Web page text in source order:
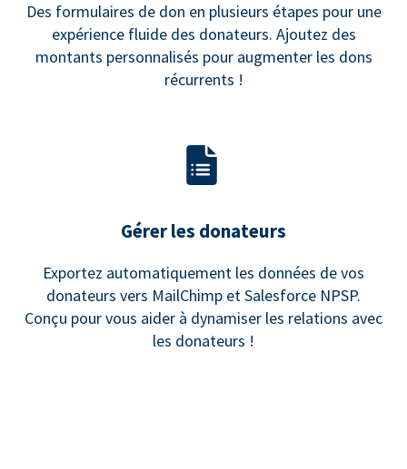
Des formulaires de don en plusieurs étapes pour une
expérience fluide des donateurs. Ajoutez des
montants personnalisés pour augmenter les dons
récurrents !
Gérer les donateurs
Exportez automatiquement les données de vos
donateurs vers MailChimp et Salesforce NPSP.
Conçu pour vous aider à dynamiser les relations avec
les donateurs !